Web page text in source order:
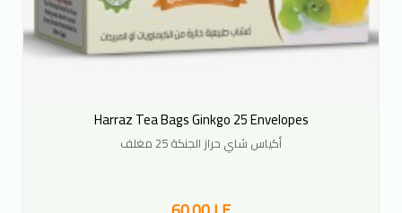
Harraz Tea Bags Ginkgo 25 Envelopes
أكياس شاي حراز الجنكة 25 مغلف